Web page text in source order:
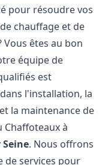
pour résoudre vos
chauffage et de
Vous êtes au bon
équipe de
est
l'installation, la
la maintenance de
Chaffoteaux à
. Nous offrons
de services pour